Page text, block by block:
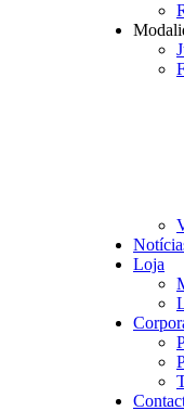
Loja